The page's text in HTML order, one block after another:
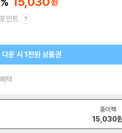
인트
다운 시 1천원 상품권
택
종이책
15,030